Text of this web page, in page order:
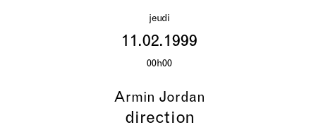
jeudi
11.02.1999
00h00
Armin Jordan
direction